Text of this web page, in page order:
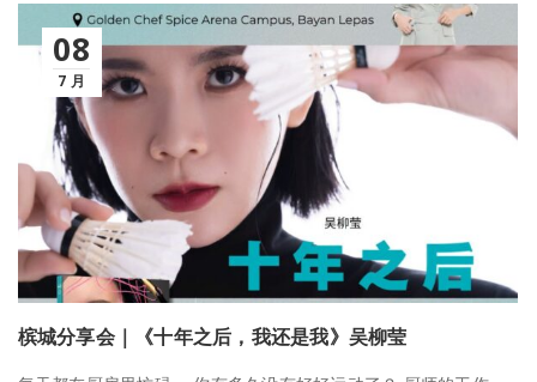
08
7 月
槟城分享会｜《十年之后，我还是我》吴柳莹